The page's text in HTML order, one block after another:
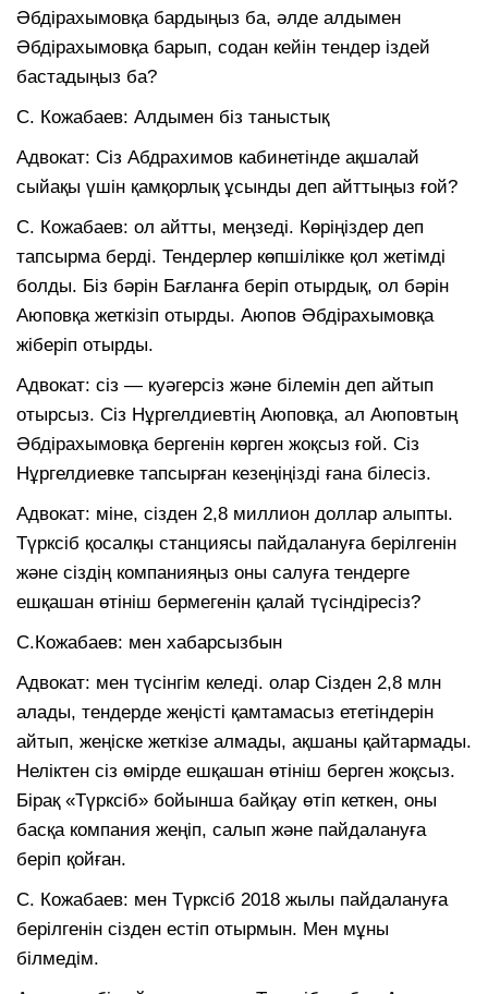
Әбдірахымовқа бардыңыз ба, әлде алдымен
Әбдірахымовқа барып, содан кейін тендер іздей
бастадыңыз ба?
С. Кожабаев: Алдымен біз таныстық
Адвокат: Сіз Абдрахимов кабинетінде ақшалай
сыйақы үшін қамқорлық ұсынды деп айттыңыз ғой?
С. Кожабаев: ол айтты, меңзеді. Көріңіздер деп
тапсырма берді. Тендерлер көпшілікке қол жетімді
болды. Біз бәрін Бағланға беріп отырдық, ол бәрін
Аюповқа жеткізіп отырды. Аюпов Әбдірахымовқа
жіберіп отырды.
Адвокат: сіз — куәгерсіз және білемін деп айтып
отырсыз. Сіз Нұргелдиевтің Аюповқа, ал Аюповтың
Әбдірахымовқа бергенін көрген жоқсыз ғой. Сіз
Нұргелдиевке тапсырған кезеңіңізді ғана білесіз.
Адвокат: міне, сізден 2,8 миллион доллар алыпты.
Түрксіб қосалқы станциясы пайдалануға берілгенін
және сіздің компанияңыз оны салуға тендерге
ешқашан өтініш бермегенін қалай түсіндіресіз?
С.Кожабаев: мен хабарсызбын
Адвокат: мен түсінгім келеді. олар Сізден 2,8 млн
алады, тендерде жеңісті қамтамасыз ететіндерін
айтып, жеңіске жеткізе алмады, ақшаны қайтармады.
Неліктен сіз өмірде ешқашан өтініш берген жоқсыз.
Бірақ «Түрксіб» бойынша байқау өтіп кеткен, оны
басқа компания жеңіп, салып және пайдалануға
беріп қойған.
С. Кожабаев: мен Түрксіб 2018 жылы пайдалануға
берілгенін сізден естіп отырмын. Мен мұны
білмедім.